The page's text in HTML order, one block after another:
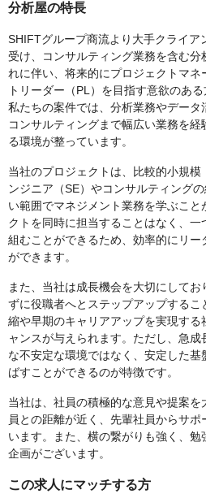
分析屋の特長
SHIFTグループ商流より大手クライア
受け、コンサルティング業務を含む分
れに伴い、将来的にプロジェクトマネ
トリーダー（PL）を目指す意欲のあ
私たちの案件では、分析業務やデータ
コンサルティングまで幅広い業務を
る環境が整っています。
当社のプロジェクトは、比較的小規
ンジニア（SE）やコンサルティング
い範囲でマネジメント業務を学ぶこ
クトを同時に担当することはなく、一
組むことができるため、効率的にリー
ができます。
また、当社は成長機会を大切にして
ずに役職者へとステップアップする
縮や早期のキャリアアップを実現す
ャンスが与えられます。ただし、急成
な不安定な環境ではなく、安定した
ばすことができるのが特徴です。
当社は、社員の積極的な意見や提案
員との距離が近く、先輩社員からサ
います。また、横の繋がりも強く、
企画がございます。
この求人にマッチする方